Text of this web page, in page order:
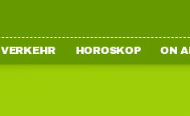
VERKEHR HOROSKOP ON